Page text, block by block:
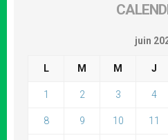
juin
L M M J
1 2 3 4
8 9 10 11